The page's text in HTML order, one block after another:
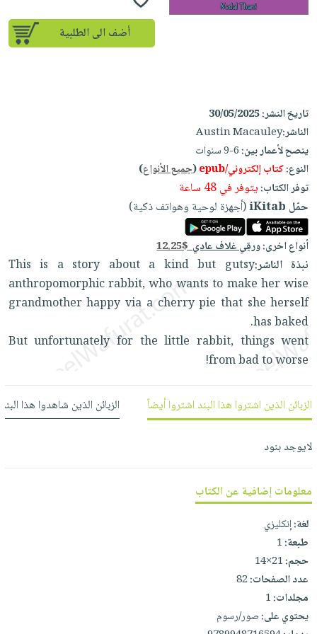
إختياراتنا
English
books
طرحها
تحميل
iKitab
على
Android
تحميل
iKitab
على
Apple
أسئلة
على
Android
تحميل
masmu3
على
Apple
المواضيع
وسائل
تعليمية
صندوق
القراءة
جوائز
تعليمية
جديد
الكل
أجهزة
العناية
الشخصية
العناية
وتصفيف
الشعر
العناية
بالجسم
العناية
بالأسنان
الحمية
والتغذية
المطبخ
والسفرة
جديد
الكل
أواني
الطهي
أدوات
الخبز
أدوات
المائدة
والتخزين
أدوات
متجر
الهدايا
أقسام
الأكثر
مبيعاً
العودة
للمدارس
اكسسوارات
اكسسوارات
منزلية
اكسسوارات
مطرزات
حقائب
حلي
عناية
بالذات
شحن
مجاني
اشتراكات
الاشتراكات
صندوق
القراءة
iKitab
بلا
حدود
متقدم
نيل
وفرات
عن
الشركة
سياسة
الشركة
حسابك
لائحة
الأمنيات
أضف الى الطلبية
تاريخ النشر:30/05/2025
الناشر:Austin Macauley
ينصح لأعمار بين:6-9 سنوات
النوع:كتاب إلكتروني/epub (جميع الأنواع)
توفر الكتاب:يتوفر في 48 ساعة
حمّل iKitab
(أجهزة لوحية وهواتف ذكية)
أنواع اخرى:ورقي غلاف عادي12.25$
نبذة الناشر:This is a story about a kind but gutsy
anthropomorphic rabbit, who wants to make her wise
grandmother happy via a cherry pie that she herself
has baked.
But unfortunately for the little rabbit, things went
from bad to worse!
الزبائن الذين اشتروا هذا البند اشتروا أيضاً الزبائن الذين شاهدوا هذا
لايوجد بنود
معلومات إضافية عن الكتاب
لغة:إنكليزي
طبعة:1
حجم:21×14
عدد الصفحات:82
مجلدات:1
يحتوي على:صور/رسوم